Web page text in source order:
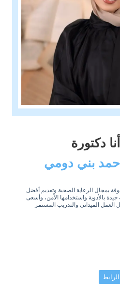
دكتورة
بني دومي
بمجال الرعاية الصحية وتقديم أفضل
بالأدوية واستخدامها الآمن، وأسعى
العمل الميداني والتدريب المستمر